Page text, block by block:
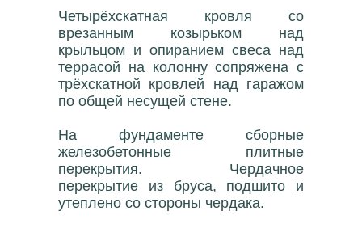
Четырёхскатная кровля со
врезанным козырьком над
крыльцом и опиранием свеса над
террасой на колонну сопряжена с
трёхскатной кровлей над гаражом
по общей несущей стене.
На фундаменте сборные
железобетонные плитные
перекрытия. Чердачное
перекрытие из бруса, подшито и
утеплено со стороны чердака.